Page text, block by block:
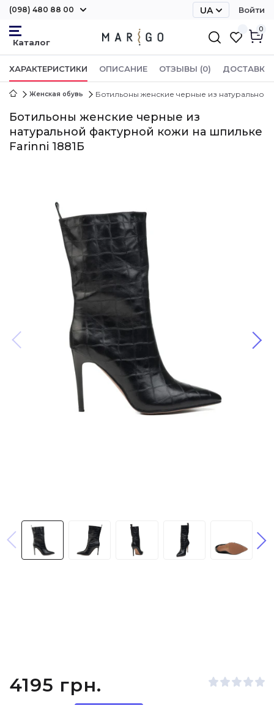
(098) 480 88 00 UA Войти
0
ХАРАКТЕРИСТИКИ ОПИСАНИЕ ОТЗЫВЫ (0) ДОСТАВКА
Женская обувь Ботильоны женские черные из натуральной
Ботильоны женские черные из
натуральной фактурной кожи на шпильке
Farinni 1881Б
4195 грн.